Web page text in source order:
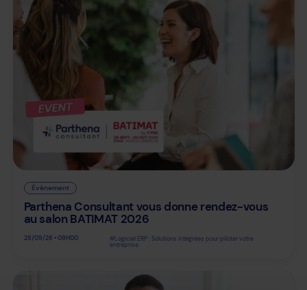
Évènement
Parthena Consultant vous donne rendez-vous
au salon BATIMAT 2026
28/09/26 • 09H00
#Logiciel ERP : Solutions intégrées pour piloter votre
entreprise